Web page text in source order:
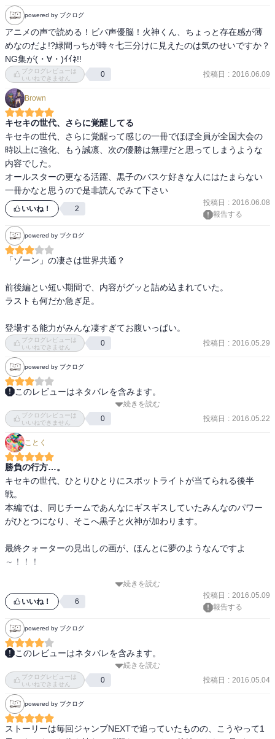
powered by ブクログ
アニメの声で読める！ビバ声優脳！火神くん、ちょっと存在感が薄
めなのだよ!?緑間っちが時々七三分けに見えたのは気のせいですか？
NG集が(・∀・)ｲｲﾈ!!
ブクログレビューは
いいねできません
0 投稿日 : 2016.06.09
Brown
キセキの世代、さらに覚醒してる
キセキの世代、さらに覚醒って感じの一冊でほぼ全員が全国大会の
時以上に強化、もう誠凛、次の優勝は無理だと思ってしまうような
内容でした。
オールスターの更なる活躍、黒子のバスケ好きな人にはたまらない
一冊かなと思うので是非読んでみて下さい
いいね！ 2
投稿日 : 2016.06.08
報告する
powered by ブクログ
「ゾーン」の凄さは世界共通？
前後編とい短い期間で、内容がグッと詰め込まれていた。
ラストも何だか急ぎ足。
登場する能力がみんな凄すぎてお腹いっぱい。
ブクログレビューは
いいねできません
0 投稿日 : 2016.05.29
powered by ブクログ
このレビューはネタバレを含みます。
夏から連続映画が始まるらしい。
2017年にこの内容が映画化されるらしいが、果たしてそこまで黒バ
ス人気は保つのか、不安なところである。
黒子のバスケ、というよりは、キセキのバスケという感じ。どちら
かというと、続編というよりは番外編扱いな気がしないでもない。
とりあえず、連載時に固定だった髪型などを変更するのはやめたほ
うが良いのではないか、と思わないでもない。たった二巻で、元の
知識がある人間には、誰が誰やら判らない、と首を捻るシーンもあ
った。漫画なんだけどなぁ？
全体的には、やっぱりキセキのバスケ。黒子は元主人公扱いで、今
回の焦点は火神すら影が薄いキセキ。
恐らく、変わった後のキセキがどのような心情変化を起こすのか、
ということがメインだったのだろう。
結果的に、赤司のアレはどうなるのか？　ということが結論として
出されているが……あれで人格統合出来るのだったら、精神医学は
不要のもののような気すらする。
あと、とってつけたようなラストは要らなかった。
代わりに、試合後の彼らがどのような相互認識をしたのか、とかが
必要だった気がする。
欲しいところがなくて、要らないところがある。そんな印象が強か
った。
まぁ、これは個人の要望であるので、評価には関わりがない。
続きを読む
ブクログレビューは
いいねできません
0 投稿日 : 2016.05.22
ことく
勝負の行方…。
キセキの世代、ひとりひとりにスポットライトが当てられる後半
戦。
本編では、同じチームであんなにギスギスしていたみんなのパワー
がひとつになり、そこへ黒子と火神が加わります。
最終クォーターの見出しの画が、ほんとに夢のようなんですよ
～！！！
赤司、青峰、黄瀬、緑間、紫原、黒子、火神の７人が読者に向けて
拳を突き出しています。
※さて、前半にもありましたウィンターカップ後のエピローグは後
半にも用意されています。(陽泉、洛山、霧崎第一←謎、正邦←謎)
はい、みなさんお気づきでしょうか。誠凛のエピローグがないこと
に…。なんで～藤巻さん～(泣)
続きを読む
いいね！ 6
投稿日 : 2016.05.09
報告する
powered by ブクログ
このレビューはネタバレを含みます。
ジャンプネクストで読んでた。でも、コミックが出た当日に買って
しまった。
もうちょい長くやってほしかった。中編あってほしかった。
こんなけじゃ、彼らの魅力を出し切れていない。。。。
特に、紫原と赤司は本編では一回しか戦ってなかったんで、もうち
ょいフォーカスしてほしかった。緑間ももうちょいいい扱いにして
続きを読む
ブクログレビューは
いいねできません
0 投稿日 : 2016.05.04
powered by ブクログ
ストーリーは毎回ジャンプNEXTで追っていたものの、こうやって1